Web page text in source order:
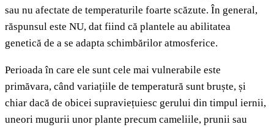
sau nu afectate de temperaturile foarte scăzute. În general,
răspunsul este NU, dat fiind că plantele au abilitatea
genetică de a se adapta schimbărilor atmosferice.
Perioada în care ele sunt cele mai vulnerabile este
primăvara, când variațiile de temperatură sunt bruște, și
chiar dacă de obicei supraviețuiesc gerului din timpul iernii,
uneori mugurii unor plante precum cameliile, prunii sau